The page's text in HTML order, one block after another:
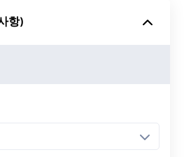
드라이브에서
항)